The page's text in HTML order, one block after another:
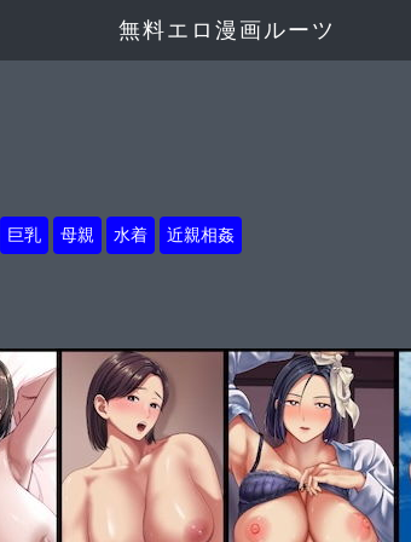
無料エロ漫画ルーツ
巨乳 母親 水着 近親相姦